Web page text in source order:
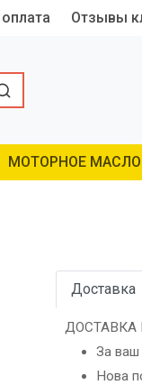
Отзывы
МОТОРНОЕ МАСЛО
Доставка
ДОСТАВКА
За ваш
Нова